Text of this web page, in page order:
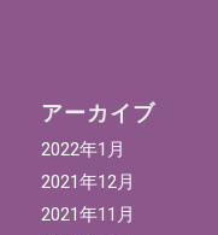
アーカイブ
2022年1月
2021年12月
2021年11月